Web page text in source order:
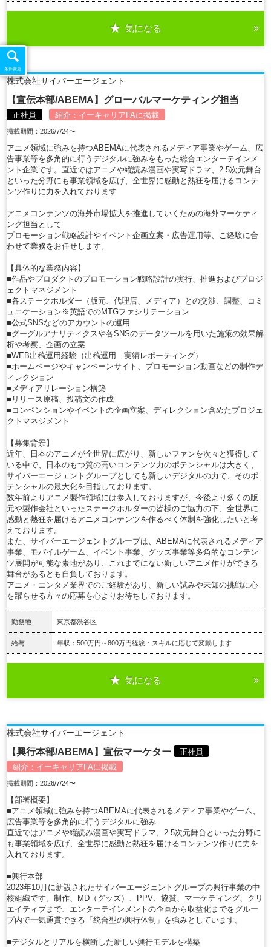
気になる
株式会社サイバーエージェント
【宣伝本部/ABEMA】グローバルマーケティング担当
正社員 紹介： イーキャリアFAに掲載
掲載期間：2026/7/24〜
アニメ領域に強みを持つABEMAに代表されるメディア事業やゲーム、広
告事業等を多角的に行うデジタルに強みをもった総合エンターテインメ
ント企業です。直近ではアニメや縦読み漫画や実写ドラマ、2.5次元舞台
といった分野にも事業領域を広げ、全世界に感動と熱狂を届けるコンテ
ンツ作りに力を入れております
アニメコンテンツの海外市場拡大を推進していくための海外マーケティ
ング担当として
プロモーション戦略設計やイベント企画立案・広告運用等、ご経験に合
わせて業務をお任せします。
【具体的な業務内容】
■作品やプロダクトのプロモーション戦略設計の実行、推進およびプロジ
ェクトマネジメント
■各ステークホルダー（版元、代理店、メディア）との交渉、調整、コミ
ュニケーション※英語でのMTGファシリテーション
■公式SNSなどのアカウントの運用
■グーグルアナリティクスや各SNSのデータツールを用いた施策の効果解
析や考察、企画の立案
■WEB出稿運用経験（出稿運用 実績レポーティング）
■ホームページやキャンペーンサイト、プロモーション動画などの制作デ
ィレクション
■メディアリレーション構築
■リリース原稿、投稿文の作成
■コンベンションやイベントの企画立案、ディレクション含めたプロジェ
クトマネジメント
【募集背景】
近年、日本のアニメが全世界に広がり、新しいファンを次々と獲得して
いる中で、日本のもつ質の高いコンテンツ力のポテンシャルは大きく、
サイバーエージェントグループとしても新しいデジタルの力で、そのポ
テンシャルの最大化を目指しております。
数年前よりアニメ製作領域には参入しておりますが、今後より多くの版
元や製作会社といったステークホルダーの皆様のご協力の下、全世界に
感動と熱狂を届けるアニメコンテンツを作るべく体制を強化したいと考
えております。
また、サイバーエージェントグループは、ABEMAに代表されるメディア
事業、モバイルゲーム、イベント事業、グッズ事業等多角的なコンテン
ツ展開が可能な素地があり、これまでにない新しいアニメ作りができる
舞台があるとも自負しております。
アニメ・エンタメ業界でのご経験があり、新しい試みや未知の挑戦に心
を躍らせる方々の応募を心よりお待ちしております。
勤務地 東京都渋谷区
給与 年収：500万円～800万円経験・スキルに応じて変動します
気になる
株式会社サイバーエージェント
【興行本部/ABEMA】宣伝マーケター
正社員
紹介： イーキャリアFAに掲載
掲載期間：2026/7/24〜
【部署概要】
■アニメ領域に強みを持つABEMAに代表されるメディア事業やゲーム、
広告事業等を多角的に行うデジタルに強み
直近ではアニメや縦読み漫画や実写ドラマ、2.5次元舞台といった分野に
も事業領域を広げ、全世界に感動と熱狂を届けるコンテンツ作りに力を
入れております。
■興行本部
2023年10月に新設されたサイバーエージェントグループの興行事業の中
核組織です。制作、MD（グッズ）、PPV、協賛、マーケティング、クリ
エイティブまで、エンターテインメントの企画から収益化までをグルー
プ内で一気通貫できる「統合型の興行体制」を強みとしています。
■デジタルとリアルを横断した新しい興行モデルを構築
条件変更